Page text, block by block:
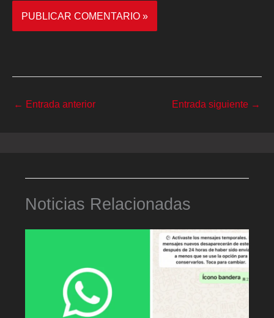
← Entrada anterior Entrada siguiente →
Noticias Relacionadas